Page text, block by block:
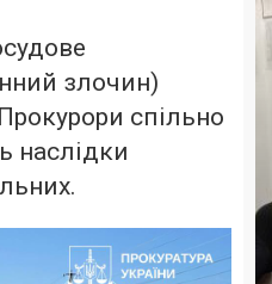
злочин)
спільно
наслідки